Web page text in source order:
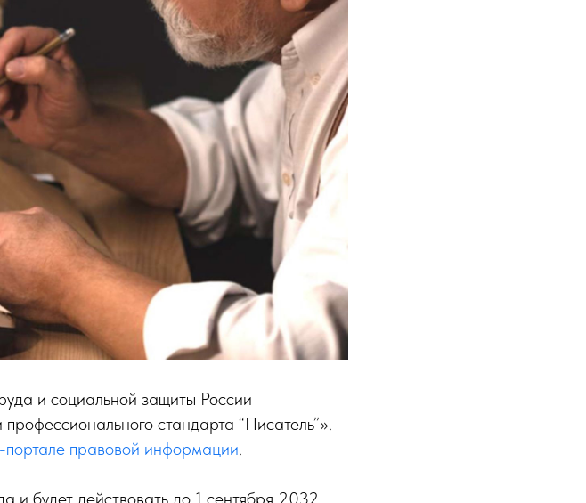
и социальной защиты России
стандарта “Писатель”».
правовой информации.
и будет действовать до 1 сентября 2032